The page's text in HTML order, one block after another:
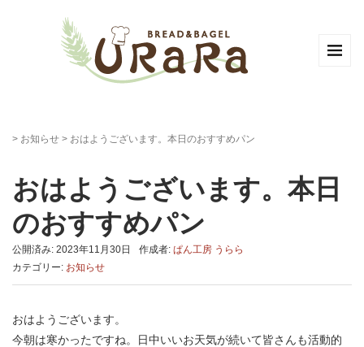
> お知らせ > おはようございます。本日のおすすめパン
おはようございます。本日
のおすすめパン
公開済み: 2023年11月30日 作成者: ぱん工房 うらら
カテゴリー: お知らせ
おはようございます。
今朝は寒かったですね。日中いいお天気が続いて皆さんも活動的